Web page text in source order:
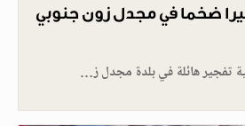
ضخما في مجدل زون جنوبي
تفجير هائلة في بلدة مجدل ز…